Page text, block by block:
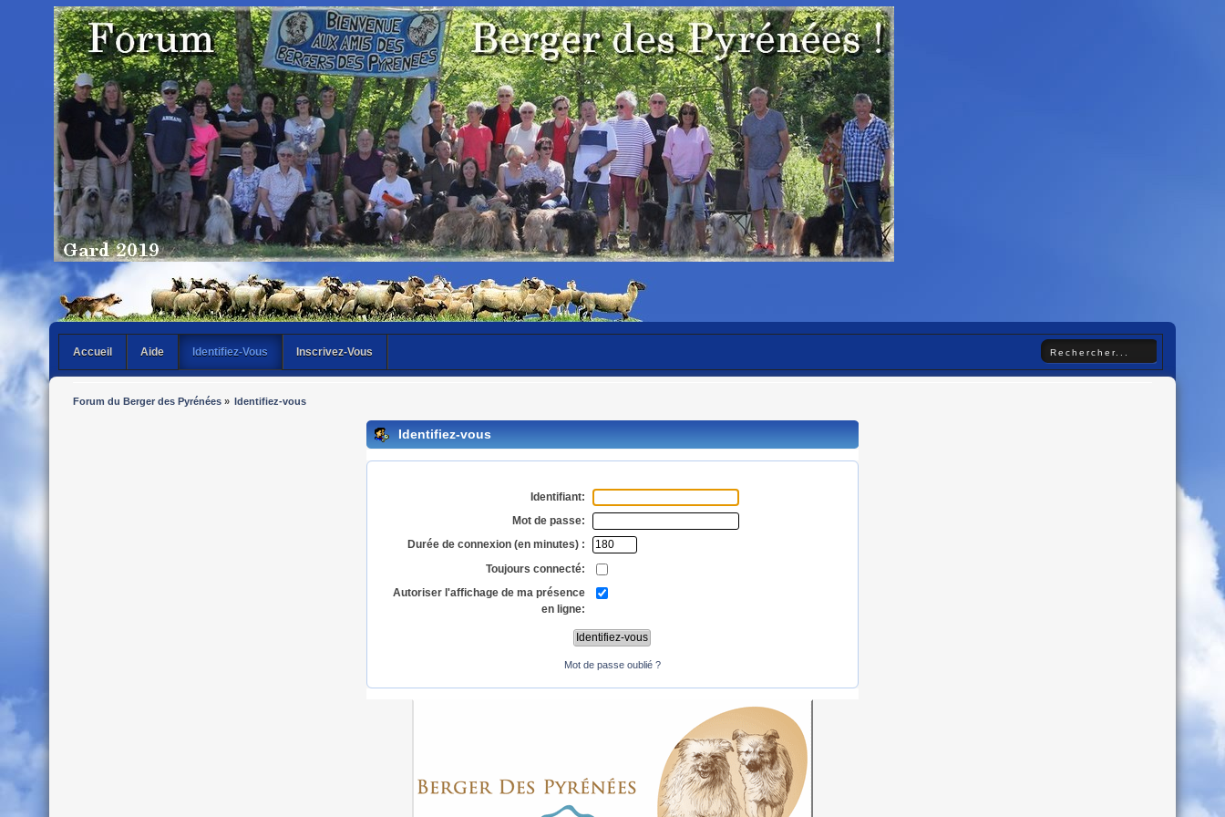
Accueil Aide Identifiez-Vous Inscrivez-Vous
Forum du Berger des Pyrénées» Identifiez-vous
Identifiez-vous
Identifiant:
Mot de passe:
Durée de connexion (en minutes) :
Toujours connecté:
Autoriser l'affichage de ma présence
en ligne:
Mot de passe oublié ?